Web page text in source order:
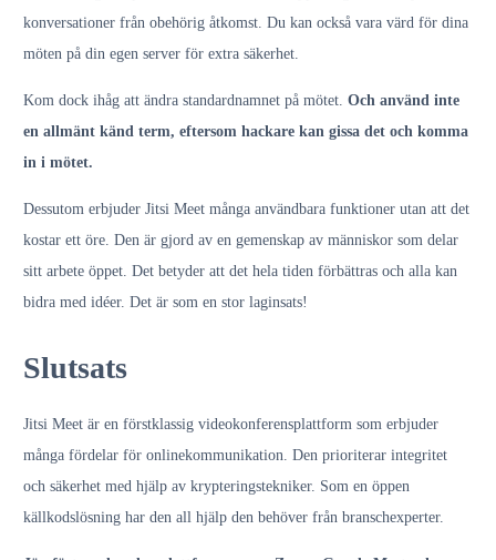
konversationer från obehörig åtkomst. Du kan också vara värd för dina
möten på din egen server för extra säkerhet.
Kom dock ihåg att ändra standardnamnet på mötet. Och använd inte
en allmänt känd term, eftersom hackare kan gissa det och komma
in i mötet.
Dessutom erbjuder Jitsi Meet många användbara funktioner utan att det
kostar ett öre. Den är gjord av en gemenskap av människor som delar
sitt arbete öppet. Det betyder att det hela tiden förbättras och alla kan
bidra med idéer. Det är som en stor laginsats!
Slutsats
Jitsi Meet är en förstklassig videokonferensplattform som erbjuder
många fördelar för onlinekommunikation. Den prioriterar integritet
och säkerhet med hjälp av krypteringstekniker. Som en öppen
källkodslösning har den all hjälp den behöver från branschexperter.